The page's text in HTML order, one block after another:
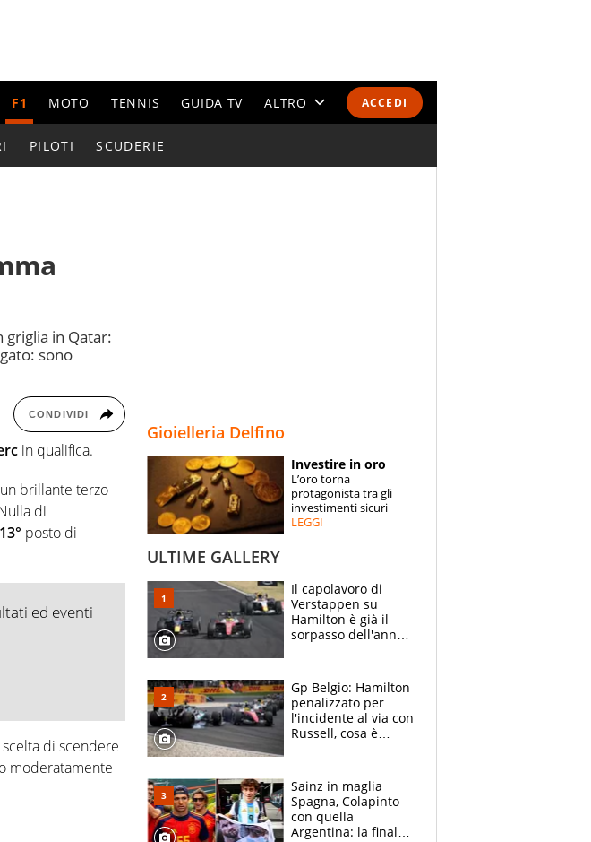
ACCEDI
F1 MOTO TENNIS GUIDA TV ALTRO
ESPERTI
CONTATTI
PILOTI SCUDERIE
in Qatar:
sono
CONDIVIDI
in qualifica.
brillante terzo
di
13° posto di
ed eventi
di scendere
moderatamente
Gioielleria Delfino
Investire in oro
L’oro torna
protagonista tra gli
investimenti sicuri
LEGGI
ULTIME GALLERY
Il capolavoro di
Verstappen su
Hamilton è già il
sorpasso dell'anno:
2021
Gp Belgio: Hamilton
penalizzato per
l'incidente al via con
Russell, cosa è
Sainz in maglia
Spagna, Colapinto
con quella
Argentina: la finale